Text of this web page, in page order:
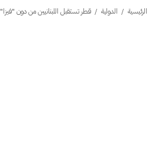
الرئيسية / الدولية / قطر تستقبل اللبنانيين من دون "فيزا"